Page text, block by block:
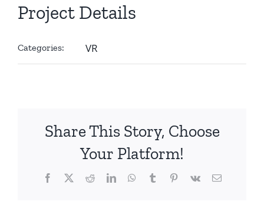
Project Details
Categories: VR
Share This Story, Choose
Your Platform!
Facebook
X RedditLinkedInWhatsApp
TumblrPinterest
Vk Email